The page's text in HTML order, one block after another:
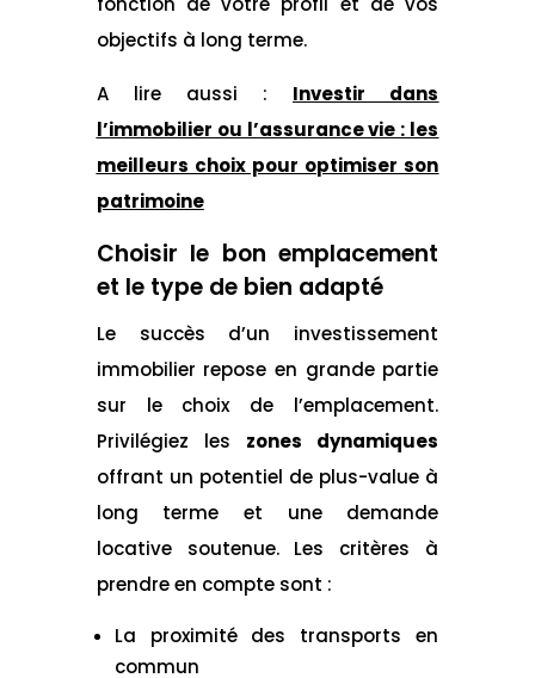
objectifs à long terme.
A lire aussi : Investir dans
l’immobilier ou l’assurance vie : les
meilleurs choix pour optimiser son
patrimoine
Choisir le bon emplacement
et le type de bien adapté
Le succès d’un investissement
immobilier repose en grande partie
sur le choix de l’emplacement.
Privilégiez les zones dynamiques
offrant un potentiel de plus-value à
long terme et une demande
locative soutenue. Les critères à
prendre en compte sont :
La proximité des transports en
commun